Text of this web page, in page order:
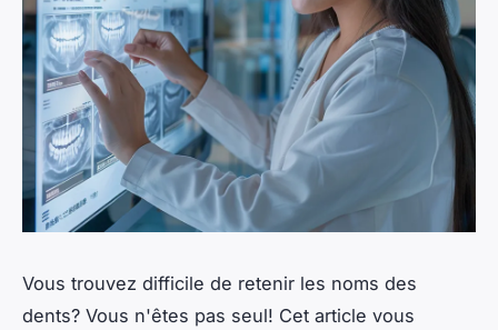
Vous trouvez difficile de retenir les noms des
dents? Vous n'êtes pas seul! Cet article vous